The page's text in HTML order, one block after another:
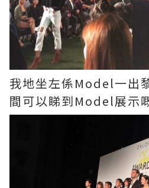
我地坐左係Model一出
間可以睇到Model展示